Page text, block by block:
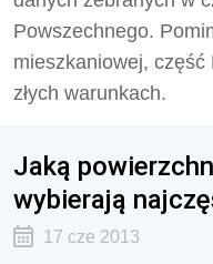
Powszechnego.
mieszkaniowej,
złych warunkach.
Jaką
wybierają
17 cze 2013